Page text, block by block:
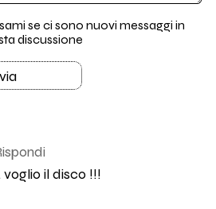
se ci sono nuovi messaggi in
discussione
il disco !!!